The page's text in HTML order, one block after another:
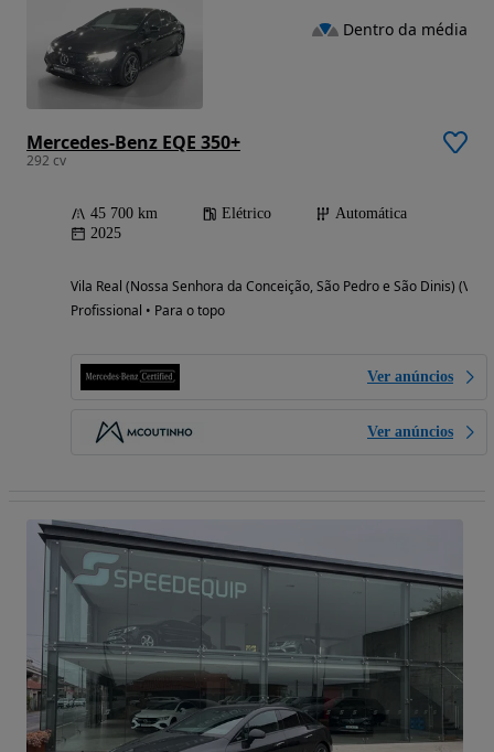
Mercedes-Benz EQE 350+
292 cv
45 700 km Elétrico
Automática
2025
Vila Real (Nossa Senhora da Conceição, São Pedro e São Dinis) (Vila
Profissional • Para o topo
Ver anúncios
Ver anúncios
Dentro da média